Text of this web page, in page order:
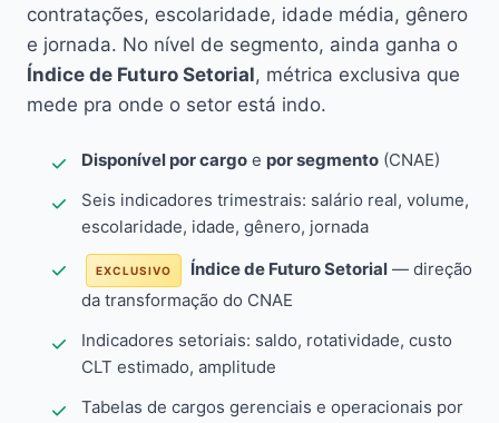
contratações, escolaridade, idade média, gênero
e jornada. No nível de segmento, ainda ganha o
Índice de Futuro Setorial, métrica exclusiva que
mede pra onde o setor está indo.
Disponível por cargo e por segmento (CNAE)
Seis indicadores trimestrais: salário real, volume,
escolaridade, idade, gênero, jornada
EXCLUSIVO Índice de Futuro Setorial — direção
da transformação do CNAE
Indicadores setoriais: saldo, rotatividade, custo
CLT estimado, amplitude
Tabelas de cargos gerenciais e operacionais por